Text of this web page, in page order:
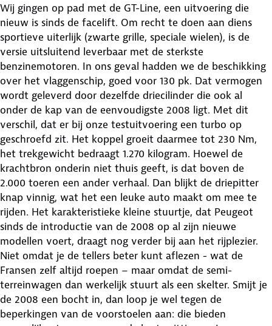
Wij gingen op pad met de GT-Line, een uitvoering die
nieuw is sinds de facelift. Om recht te doen aan diens
sportieve uiterlijk (zwarte grille, speciale wielen), is de
versie uitsluitend leverbaar met de sterkste
benzinemotoren. In ons geval hadden we de beschikking
over het vlaggenschip, goed voor 130 pk. Dat vermogen
wordt geleverd door dezelfde driecilinder die ook al
onder de kap van de eenvoudigste 2008 ligt. Met dit
verschil, dat er bij onze testuitvoering een turbo op
geschroefd zit. Het koppel groeit daarmee tot 230 Nm,
het trekgewicht bedraagt 1.270 kilogram. Hoewel de
krachtbron onderin niet thuis geeft, is dat boven de
2.000 toeren een ander verhaal. Dan blijkt de driepitter
knap vinnig, wat het een leuke auto maakt om mee te
rijden. Het karakteristieke kleine stuurtje, dat Peugeot
sinds de introductie van de 2008 op al zijn nieuwe
modellen voert, draagt nog verder bij aan het rijplezier.
Niet omdat je de tellers beter kunt aflezen - wat de
Fransen zelf altijd roepen – maar omdat de semi-
terreinwagen dan werkelijk stuurt als een skelter. Smijt je
de 2008 een bocht in, dan loop je wel tegen de
beperkingen van de voorstoelen aan: die bieden